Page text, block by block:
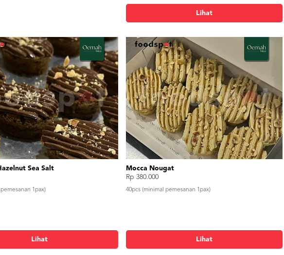
pemesanan 1pax)
Bolu Potong Pandan Keju
Rp 6.000